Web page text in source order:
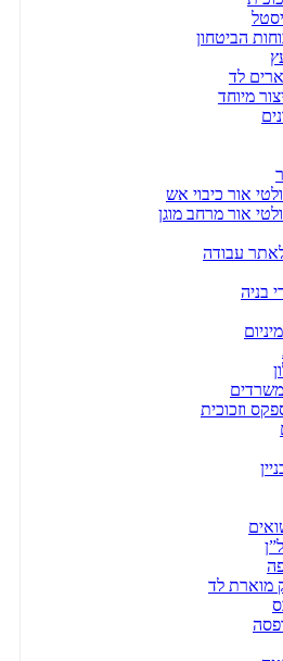
הביטחון
לד
מיוחד
אור כיבוי אש
אור מרחב מוגן
עבודה
בניה
וזכוכית
מוארת לד